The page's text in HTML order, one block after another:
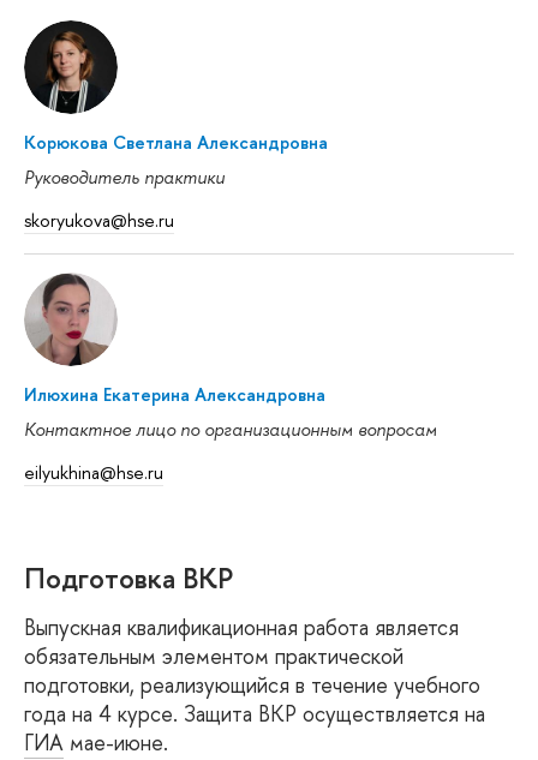
Корюкова Светлана Александровна
Руководитель практики
skoryukova@hse.ru
Илюхина Екатерина Александровна
Контактное лицо по организационным вопросам
eilyukhina@hse.ru
Подготовка ВКР
Выпускная квалификационная работа является
обязательным элементом практической
подготовки, реализующийся в течение учебного
года на 4 курсе. Защита ВКР осуществляется на
ГИА мае-июне.